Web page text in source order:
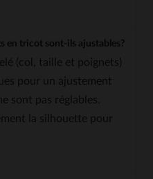
en tricot sont-ils ajustables?
(col, taille et poignets)
pour un ajustement
sont pas réglables.
la silhouette pour